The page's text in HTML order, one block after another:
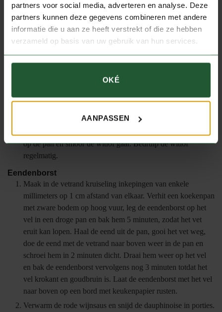
partners voor social media, adverteren en analyse. Deze
partners kunnen deze gegevens combineren met andere
informatie die u aan ze heeft verstrekt of die ze hebben
verzameld op basis van uw gebruik van hun services.
OKÉ
AANPASSEN
knoflook en selderij toe. Bak de groenten goed aan. Doe er
vervolgens de tijm, rozemarijn, port, rode wijn en azijn bij.
Laat het geheel sudderen en inkoken tot het bijna droog is.
Voeg de kippenbouillon toe en laat het tot de helft inkoken.
Zeef tot slot de ingekookte saus.
Verwijder alle beschadigde buitenste bladeren en snijd de
een beetje basterdsuiker en karamelliseer ze in een hete pan,
met de snijkant naar beneden, tot ze goudbruin zijn.
op de pan en smoor de witlof gaar. Bedruip de witlof
regelmatig.
Eendenborst
Maak in de vetrand kruiseling inkepingen van enkele
millimeters op 1 cm afstand van elkaar. Verhit een koekenpan
met zware bodem op hoog vuur, leg de eendenborst op het
vel in een droge pan en bak hem 5 minuten, zodat het vet
eruit kan lopen. Haal de eend uit de pan, gooi het vet weg,
doe de eend met de vetrand naar boven weer in de pan en
schroei hem in 2 minuten dicht. Draai hem weer op het vel
en bak de eendenborst vervolgens nog 3 minuten totdat het
vel krokant en goudbruin is. Laat de eendenborst met het vel
naar boven op een bord met keukenpapier rusten.
Verwarm de rode wijnsaus en snijd de dauphinoise in porties.